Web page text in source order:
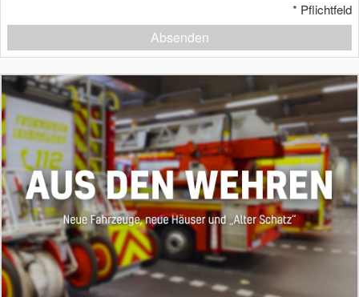
* Pflichtfeld
Absenden